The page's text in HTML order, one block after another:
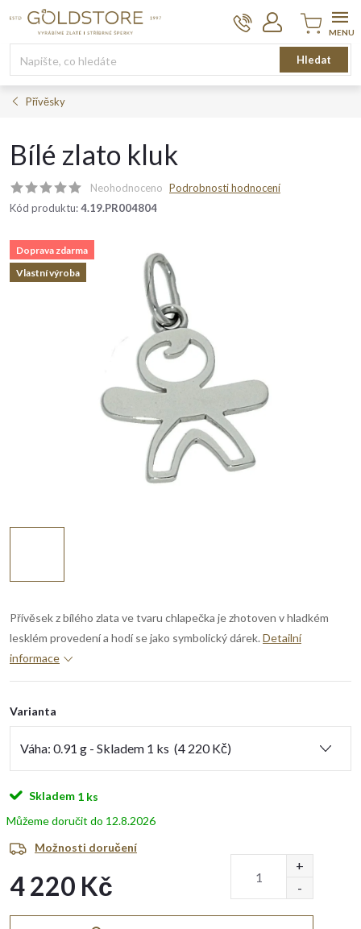
Hledat
Nákupní
košík
Přívěsky
Bílé zlato kluk
Neohodnoceno Podrobnosti hodnocení
Kód produktu:4.19.PR004804
Doprava zdarma
Vlastní výroba
Přívěsek z bílého zlata ve tvaru chlapečka je zhotoven v hladkém
lesklém provedení a hodí se jako symbolický dárek. Detailní
informace
Varianta
Skladem 1 ks
12.8.2026
Možnosti doručení
4 220 Kč